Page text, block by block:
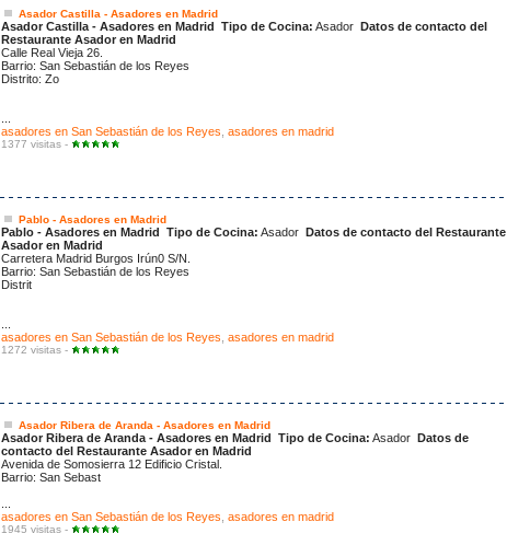
Asador Castilla - Asadores en Madrid
Asador Castilla - Asadores en Madrid Tipo de Cocina: AsadorDatos de contacto del
Restaurante Asador en Madrid
Calle Real Vieja 26.
Barrio: San Sebastián de los Reyes
Distrito: Zo
asadores en San Sebastián de los Reyes ,asadores en madrid
1377 visitas -
Pablo - Asadores en Madrid
Pablo - Asadores en Madrid Tipo de Cocina: AsadorDatos de contacto del Restaurante
Asador en Madrid
Carretera Madrid Burgos Irún0 S/N.
Barrio: San Sebastián de los Reyes
Distrit
asadores en San Sebastián de los Reyes ,asadores en madrid
1272 visitas -
Asador Ribera de Aranda - Asadores en Madrid
Asador Ribera de Aranda - Asadores en Madrid Tipo de Cocina: AsadorDatos de
contacto del Restaurante Asador en Madrid
Avenida de Somosierra 12 Edificio Cristal.
Barrio: San Sebast
asadores en San Sebastián de los Reyes ,asadores en madrid
1945 visitas -